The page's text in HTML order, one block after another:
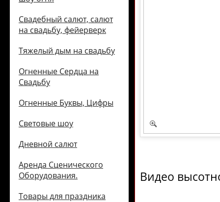
Свадебный салют, салют
на свадьбу, фейерверк
Тяжелый дым на свадьбу
Огненные Сердца на
Свадьбу
Огненные Буквы, Цифры
Световые шоу
Дневной салют
Аренда Сценического
Оборудования.
Товары для праздника
Видео